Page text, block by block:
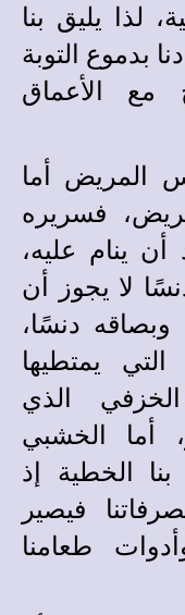
لذا يليق بنا
بدموع التوبة
مع الأعماق
المريض أما
فسريره
ينام عليه،
لا يجوز أن
دنسًا،
يمتطيها
الذي
أما الخشبي
الخطية إذ
فيصير
طعامنا